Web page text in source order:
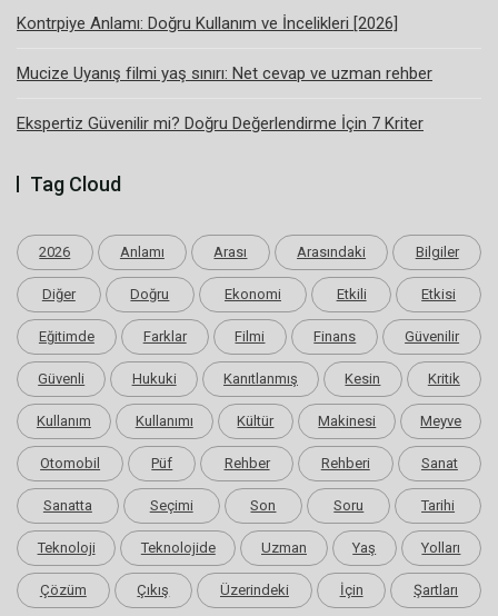
Kontrpiye Anlamı: Doğru Kullanım ve İncelikleri [2026]
Mucize Uyanış filmi yaş sınırı: Net cevap ve uzman rehber
Ekspertiz Güvenilir mi? Doğru Değerlendirme İçin 7 Kriter
Tag Cloud
2026 Anlamı Arası Arasındaki Bilgiler
Diğer Doğru Ekonomi Etkili Etkisi
Eğitimde Farklar Filmi Finans Güvenilir
Güvenli Hukuki Kanıtlanmış Kesin Kritik
Kullanım Kullanımı Kültür Makinesi Meyve
Otomobil Püf Rehber Rehberi Sanat
Sanatta Seçimi Son Soru Tarihi
Teknoloji Teknolojide Uzman Yaş Yolları
Çözüm Çıkış Üzerindeki İçin Şartları